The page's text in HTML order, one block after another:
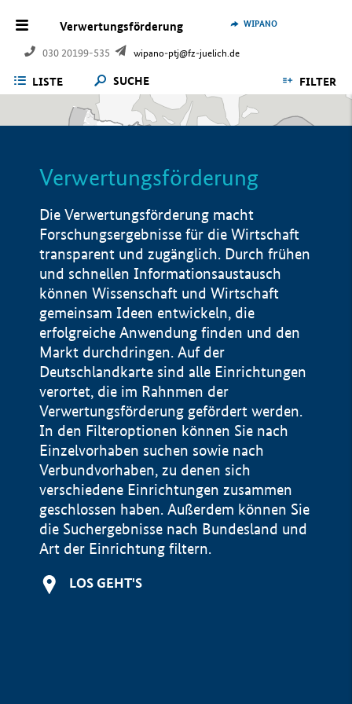
Verwertungsförderung
030 20199-535 wipano-ptj@fz-juelich.de
WIPANO
LISTE SUCHE FILTER
Verwertungsförderung
Die Verwertungsförderung macht
Forschungsergebnisse für die Wirtschaft
transparent und zugänglich. Durch frühen
und schnellen Informationsaustausch
können Wissenschaft und Wirtschaft
gemeinsam Ideen entwickeln, die
erfolgreiche Anwendung finden und den
Markt durchdringen. Auf der
Deutschlandkarte sind alle Einrichtungen
verortet, die im Rahnmen der
Verwertungsförderung gefördert werden.
In den Filteroptionen können Sie nach
Einzelvorhaben suchen sowie nach
Verbundvorhaben, zu denen sich
verschiedene Einrichtungen zusammen
geschlossen haben. Außerdem können Sie
die Suchergebnisse nach Bundesland und
Art der Einrichtung filtern.
LOS GEHT'S